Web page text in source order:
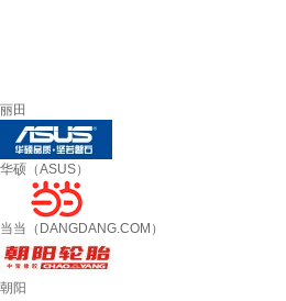
丽田
华硕（ASUS）
当当（DANGDANG.COM）
朝阳